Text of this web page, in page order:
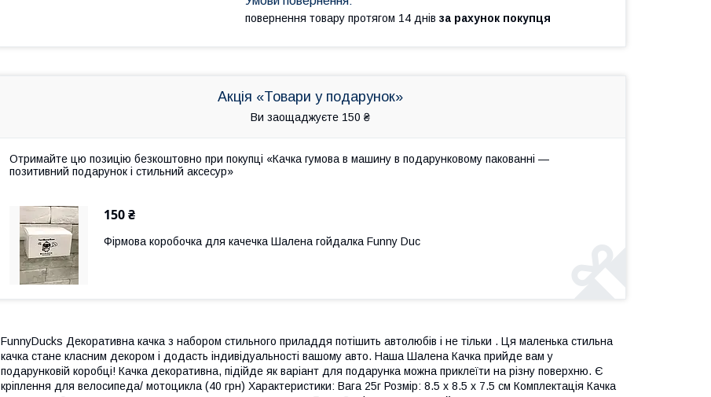
повернення товару протягом 14 днів за рахунок покупця
Акція «Товари у подарунок»
Ви заощаджуєте 150 ₴
Отримайте цю позицію безкоштовно при покупці «Качка гумова в машину в подарунковому пакованні —
позитивний подарунок і стильний аксесур»
150 ₴
Фірмова коробочка для качечка Шалена гойдалка Funny Duc
FunnyDucks Декоративна качка з набором стильного приладдя потішить автолюбів і не тільки . Ця маленька стильна
качка стане класним декором і додасть індивідуальності вашому авто. Наша Шалена Качка прийде вам у
подарунковій коробці! Качка декоративна, підійде як варіант для подарунка можна приклеїти на різну поверхню. Є
кріплення для велосипеда/ мотоцикла (40 грн) Характеристики: Вага 25г Розмір: 8.5 x 8.5 x 7.5 см Комплектація Качка